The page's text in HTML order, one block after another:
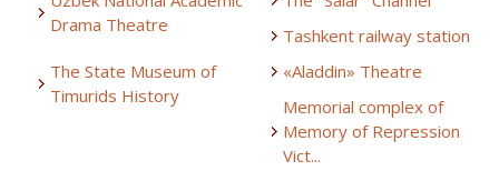
Drama Theatre
Tashkent railway station
The State Museum of
Timurids History
«Aladdin» Theatre
Memorial complex of
Memory of Repression
Vict...